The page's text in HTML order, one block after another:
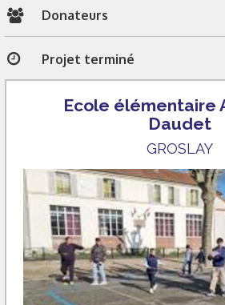
Donateurs
Projet terminé
Ecole élémentaire
Daudet
GROSLAY